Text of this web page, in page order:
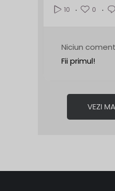
10
0
Niciun
Fii primul!
VEZI